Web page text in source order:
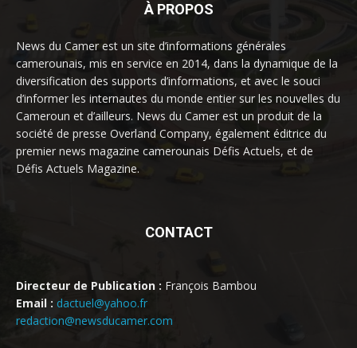
À PROPOS
News du Camer est un site d’informations générales
camerounais, mis en service en 2014, dans la dynamique de la
diversification des supports d’informations, et avec le souci
d’informer les internautes du monde entier sur les nouvelles du
Cameroun et d’ailleurs. News du Camer est un produit de la
société de presse Overland Company, également éditrice du
premier news magazine camerounais Défis Actuels, et de
Défis Actuels Magazine.
CONTACT
Directeur de Publication : François Bambou
Email : dactuel@yahoo.fr
redaction@newsducamer.com